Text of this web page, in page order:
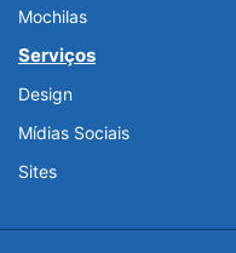
Mochilas
Serviços
Design
Mídias Sociais
Sites